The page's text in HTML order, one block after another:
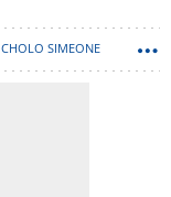
CHOLO SIMEONE